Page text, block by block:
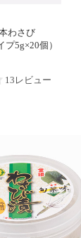
わさび
プ5g×20個）
13レビュー